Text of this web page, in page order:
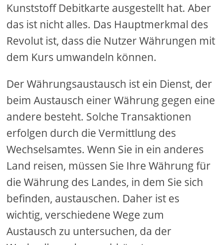
Kunststoff Debitkarte ausgestellt hat. Aber
das ist nicht alles. Das Hauptmerkmal des
Revolut ist, dass die Nutzer Währungen mit
dem Kurs umwandeln können.
Der Währungsaustausch ist ein Dienst, der
beim Austausch einer Währung gegen eine
andere besteht. Solche Transaktionen
erfolgen durch die Vermittlung des
Wechselsamtes. Wenn Sie in ein anderes
Land reisen, müssen Sie Ihre Währung für
die Währung des Landes, in dem Sie sich
befinden, austauschen. Daher ist es
wichtig, verschiedene Wege zum
Austausch zu untersuchen, da der